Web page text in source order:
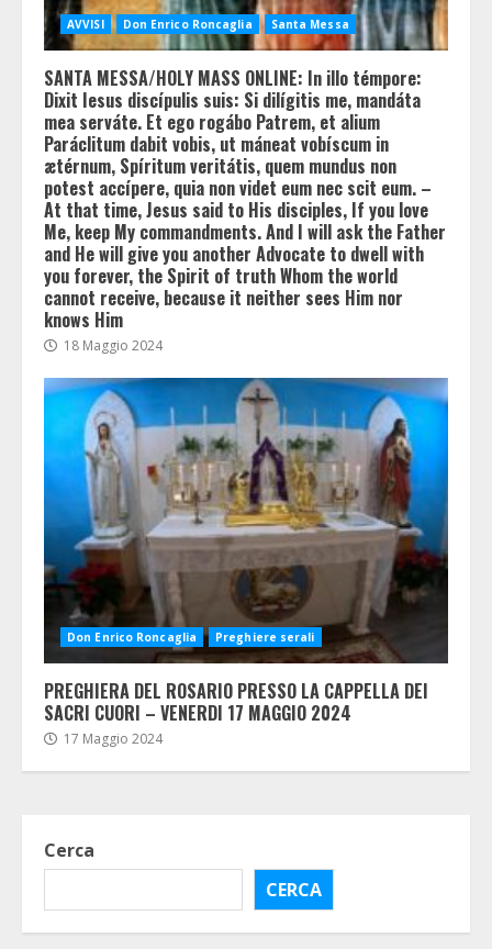
AVVISI Don Enrico Roncaglia Santa Messa
SANTA MESSA/HOLY MASS ONLINE: In illo témpore:
Dixit Iesus discípulis suis: Si dilígitis me, mandáta
mea serváte. Et ego rogábo Patrem, et alium
Paráclitum dabit vobis, ut máneat vobíscum in
ætérnum, Spíritum veritátis, quem mundus non
potest accípere, quia non videt eum nec scit eum. –
At that time, Jesus said to His disciples, If you love
Me, keep My commandments. And I will ask the Father
and He will give you another Advocate to dwell with
you forever, the Spirit of truth Whom the world
cannot receive, because it neither sees Him nor
knows Him
18 Maggio 2024
Don Enrico Roncaglia Preghiere serali
PREGHIERA DEL ROSARIO PRESSO LA CAPPELLA DEI
SACRI CUORI – VENERDI 17 MAGGIO 2024
17 Maggio 2024
Cerca
CERCA